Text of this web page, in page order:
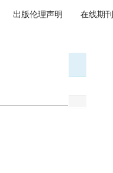
出版伦理声明 在线期刊